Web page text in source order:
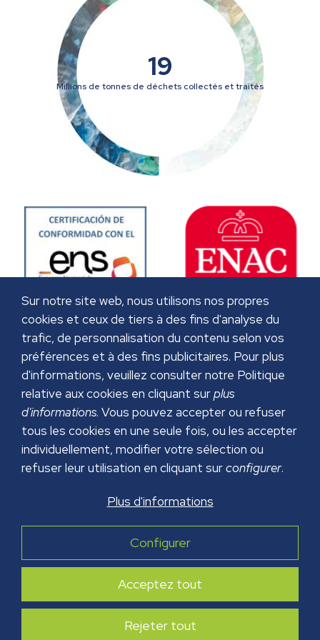
19
Millions de tonnes de déchets collectés et traités
POLITIQUE DES COOKIES
POLITIQUE DE SÉCURITÉ
Copyright © 2026 GRUPO PAPREC. Tous droits
Sur notre site web, nous utilisons nos propres
cookies et ceux de tiers à des fins d'analyse du
trafic, de personnalisation du contenu selon vos
préférences et à des fins publicitaires. Pour plus
d'informations, veuillez consulter notre Politique
relative aux cookies en cliquant surplus
d'informations. Vous pouvez accepter ou refuser
tous les cookies en une seule fois, ou les accepter
individuellement, modifier votre sélection ou
refuser leur utilisation en cliquant surconfigurer.
Plus d'informations
Configurer
Acceptez tout
Rejeter tout